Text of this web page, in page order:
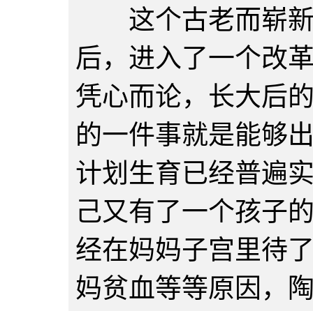
这个古老而崭新
后，进入了一个改
凭心而论，长大后
的一件事就是能够
计划生育已经普遍
己又有了一个孩子
经在妈妈子宫里待
妈贫血等等原因，